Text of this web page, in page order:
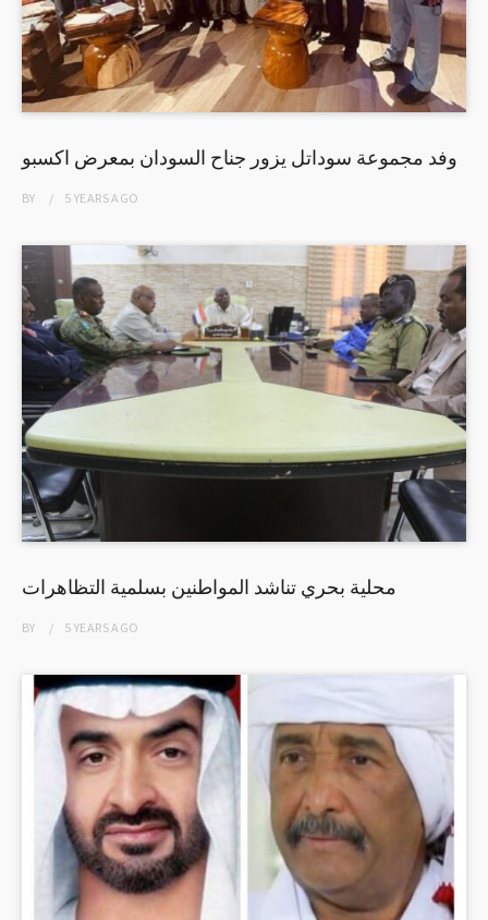
وفد مجموعة سوداتل يزور جناح السودان بمعرض اكسبو
BY 5 YEARSAGO
محلية بحري تناشد المواطنين بسلمية التظاهرات
BY 5 YEARSAGO